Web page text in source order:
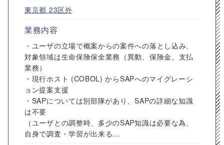
東京都 23区外
業務内容
・ユーザの立場で概案からの案件への落とし込み、
対象領域は生命保険保全業務（異動、保険金、支払
業務）
・現行ホスト (COBOL) からSAPへのマイグレーシ
ョン提案支援
・SAPについては別部隊があり、SAPの詳細な知識
は不要
（ユーザとの調整時、多少のSAP知識は必要な為、
自身で調査・学習が出来る...